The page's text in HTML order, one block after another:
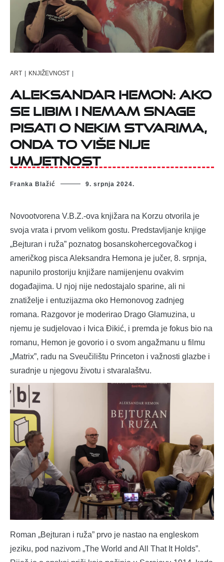
ART | KNJIŽEVNOST |
Aleksandar Hemon: Ako
se libim i nemam snage
pisati o nekim stvarima,
onda to više nije
umjetnost
Franka Blažić 9. srpnja 2024.
Novootvorena V.B.Z.-ova knjižara na Korzu otvorila je
svoja vrata i prvom velikom gostu. Predstavljanje knjige
„Bejturan i ruža” poznatog bosanskohercegovačkog i
američkog pisca Aleksandra Hemona je jučer, 8. srpnja,
napunilo prostoriju knjižare namijenjenu ovakvim
događajima. U njoj nije nedostajalo sparine, ali ni
znatiželje i entuzijazma oko Hemonovog zadnjeg
romana. Razgovor je moderirao Drago Glamuzina, u
njemu je sudjelovao i Ivica Đikić, i premda je fokus bio na
romanu, Hemon je govorio i o svom angažmanu u filmu
„Matrix”, radu na Sveučilištu Princeton i važnosti glazbe i
suradnje u njegovu životu i stvaralaštvu.
Roman „Bejturan i ruža” prvo je nastao na engleskom
jeziku, pod nazivom „The World and All That It Holds”.